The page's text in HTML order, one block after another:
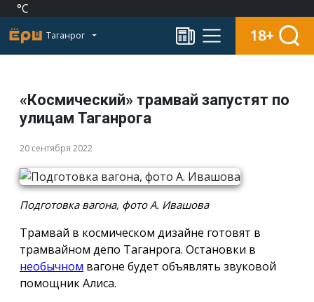
°C
Таганрог 18+
«Космический» трамвай запустят по
улицам Таганрога
20 сентября 2022
Подготовка вагона, фото А. Ивашова
Трамвай в космическом дизайне готовят в
трамвайном депо Таганрога. Остановки в
необычном вагоне будет объявлять звуковой
помощник Алиса.